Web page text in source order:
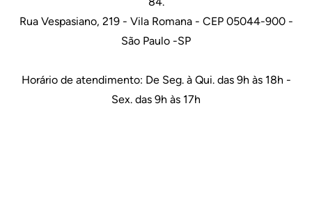
Rua Vespasiano, 219 - Vila Romana - CEP 05044-900 -
São Paulo -SP
Horário de atendimento: De Seg. à Qui. das 9h às 18h -
Sex. das 9h às 17h